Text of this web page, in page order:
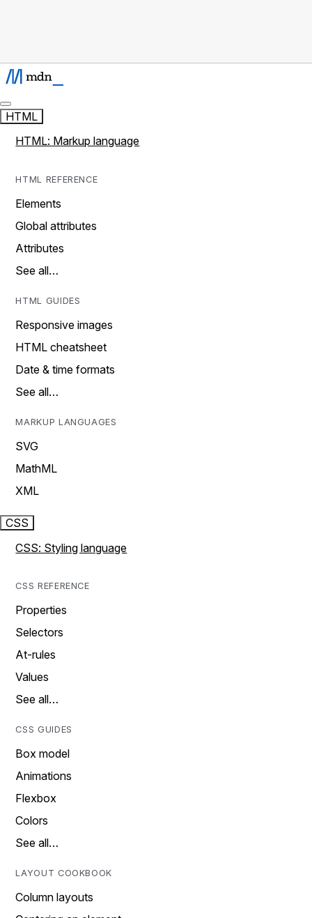
HTML
HTML: Markup language
HTML REFERENCE
Elements
Global attributes
Attributes
See all…
HTML GUIDES
Responsive images
HTML cheatsheet
Date & time formats
See all…
MARKUP LANGUAGES
SVG
MathML
XML
CSS
CSS: Styling language
CSS REFERENCE
Properties
Selectors
At-rules
Values
See all…
CSS GUIDES
Box model
Animations
Flexbox
Colors
See all…
LAYOUT COOKBOOK
Column layouts